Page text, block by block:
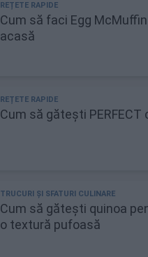
Cum să faci Egg
acasă
Cum să gătești PERFECT
Cum să gătești quinoa
o textură pufoasă